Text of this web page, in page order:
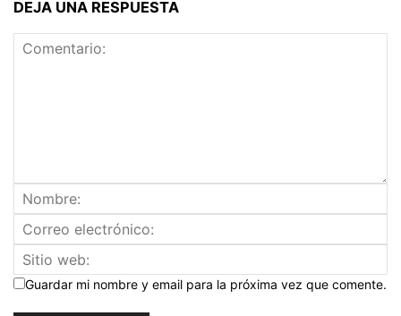
DEJA UNA RESPUESTA
Guardar mi nombre y email para la próxima vez que comente.